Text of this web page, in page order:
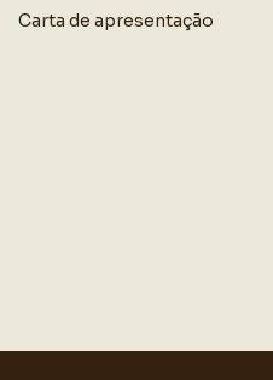
Carta de apresentação